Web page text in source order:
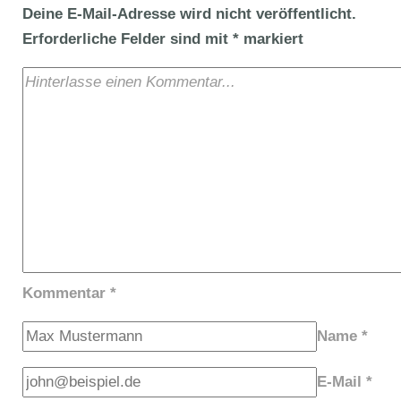
Deine E-Mail-Adresse wird nicht veröffentlicht.
Erforderliche Felder sind mit * markiert
Kommentar *
Name *
E-Mail *